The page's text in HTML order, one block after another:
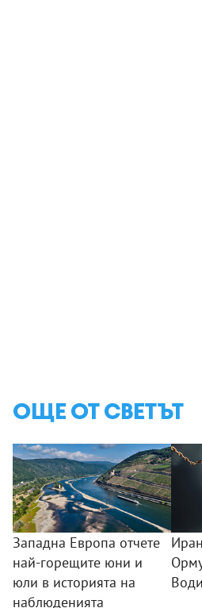
ОЩЕ ОТ СВЕТЪТ
Западна Европа отчете
най-горещите юни и
юли в историята на
наблюденията